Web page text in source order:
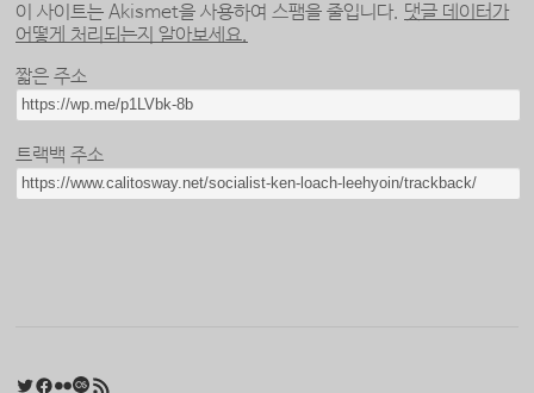
이 사이트는 Akismet을 사용하여 스팸을 줄입니다. 댓글 데이터가
어떻게 처리되는지 알아보세요.
짧은 주소
트랙백 주소
Twitter
Facebook
FlickrLast.fm